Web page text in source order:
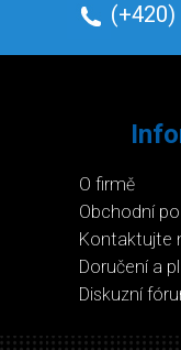
(+420)
O firmě
Obchodní
Kontaktujte
Doručení a
Diskuzní